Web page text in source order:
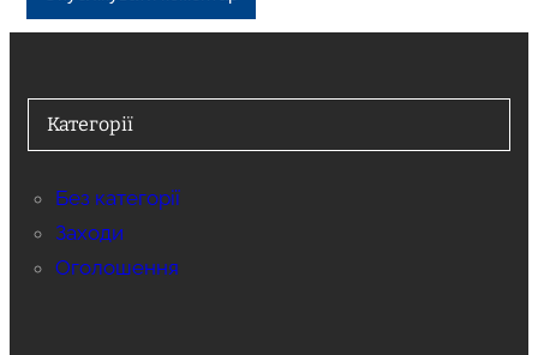
Категорії
Без категорії
Заходи
Оголошення